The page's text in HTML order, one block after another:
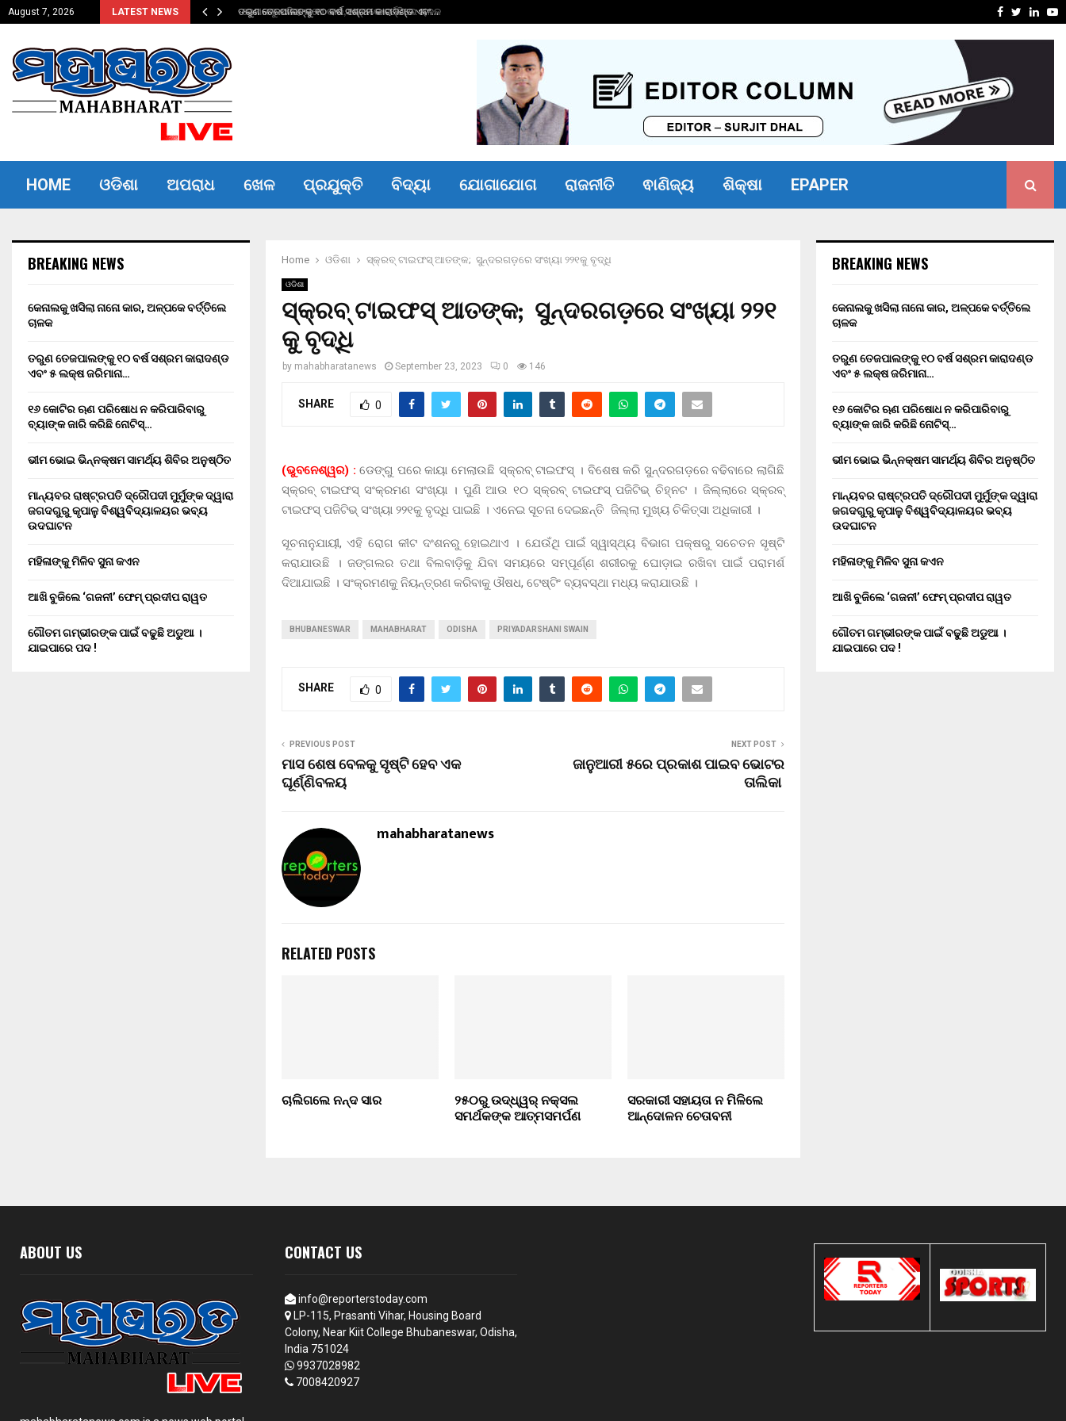
August 7, 2026 LATEST NEWS
ଚାଳକ ତରୁଣ ତେଜପାଲଙ୍କୁ ୧୦ ବର୍ଷ ସଶ୍ରମ କାରାଦଣ୍ଡ ଏବଂ… ଭୀମ
Facebook
Twitter
HOME ଓଡିଶା ଅପରାଧ ଖେଳ ପ୍ରଯୁକ୍ତି ବିଦ୍ୟା ଯୋଗାଯୋଗ ରାଜନୀତି ଵାଣିଜ୍ୟ ଶିକ୍ଷା EPAPER
Home ଓଡିଶା ସ୍କ୍ରବ୍ ଟାଇଫସ୍ ଆତଙ୍କ; ସୁନ୍ଦରଗଡ଼ରେ ସଂଖ୍ୟା ୨୨୧କୁ ବୃଦ୍ଧି
ଓଡିଶା
ସ୍କ୍ରବ୍ ଟାଇଫସ୍ ଆତଙ୍କ; ସୁନ୍ଦରଗଡ଼ରେ ସଂଖ୍ୟା ୨୨୧
କୁ ବୃଦ୍ଧି
by mahabharatanews September 23, 2023 0 146
SHARE 0
(ଭୁବନେଶ୍ୱର) : ଡେଙ୍ଗୁ ପରେ କାୟା ମେଲାଉଛି ସ୍କ୍ରବ୍ ଟାଇଫସ୍ । ବିଶେଷ କରି ସୁନ୍ଦରଗଡ଼ରେ ବଢିବାରେ ଲାଗିଛି
ସ୍କ୍ରବ୍ ଟାଇଫସ୍ ସଂକ୍ରମଣ ସଂଖ୍ୟା । ପୁଣି ଆଉ ୧୦ ସ୍କ୍ରବ୍ ଟାଇଫସ୍ ପଜିଟିଭ୍ ଚିହ୍ନଟ । ଜିଲ୍ଲାରେ ସ୍କ୍ରବ୍
ଟାଇଫସ୍ ପଜିଟିଭ୍ ସଂଖ୍ୟା ୨୨୧କୁ ବୃଦ୍ଧି ପାଇଛି । ଏନେଇ ସୂଚନା ଦେଇଛନ୍ତି ଜିଲ୍ଲା ମୁଖ୍ୟ ଚିକିତ୍ସା ଅଧିକାରୀ ।
ସୂଚନାନୁଯାୟୀ, ଏହି ରୋଗ କୀଟ ଦଂଶନରୁ ହୋଇଥାଏ । ଯେଉଁଥି ପାଇଁ ସ୍ୱାସ୍ଥ୍ୟ ବିଭାଗ ପକ୍ଷରୁ ସଚେତନ ସୃଷ୍ଟି
କରାଯାଉଛି । ଜଙ୍ଗଲର ତଥା ବିଲବାଡ଼ିକୁ ଯିବା ସମୟରେ ସମ୍ପୂର୍ଣ୍ଣ ଶରୀରକୁ ଘୋଡ଼ାଇ ରଖିବା ପାଇଁ ପରାମର୍ଶ
ଦିଆଯାଇଛି । ସଂକ୍ରମଣକୁ ନିୟନ୍ତ୍ରଣ କରିବାକୁ ଔଷଧ, ଟେଷ୍ଟିଂ ବ୍ୟବସ୍ଥା ମଧ୍ୟ କରାଯାଉଛି ।
BHUBANESWAR MAHABHARAT ODISHA PRIYADARSHANI SWAIN
SHARE 0
PREVIOUS POST
ମାସ ଶେଷ ବେଳକୁ ସୃଷ୍ଟି ହେବ ଏକ
ଘୂର୍ଣ୍ଣିବଳୟ
NEXT POST
ଜାନୁଆରୀ ୫ରେ ପ୍ରକାଶ ପାଇବ ଭୋଟର
ତାଲିକା
mahabharatanews
RELATED POSTS
ଚାଲିଗଲେ ନନ୍ଦ ସାର ୨୫୦ରୁ ଉଦ୍ଧ୍ୱର୍ ନକ୍ସଲ
ସମର୍ଥକଙ୍କ ଆତ୍ମସମର୍ପଣ
ସରକାରୀ ସହାୟତା ନ ମିଳିଲେ
ଆନ୍ଦୋଳନ ଚେତାବନୀ
BREAKING NEWS
କେନାଲକୁ ଖସିଲା ନାନୋ କାର, ଅଳ୍ପକେ ବର୍ତ୍ତିଲେ
ଚାଳକ
ତରୁଣ ତେଜପାଲଙ୍କୁ ୧୦ ବର୍ଷ ସଶ୍ରମ କାରାଦଣ୍ଡ
ଏବଂ ₹୫ ଲକ୍ଷ ଜରିମାନା…
୧୬ କୋଟିର ଋଣ ପରିଷୋଧ ନ କରିପାରିବାରୁ
ବ୍ୟାଙ୍କ ଜାରି କରିଛି ନୋଟିସ୍…
ଭୀମ ଭୋଇ ଭିନ୍ନକ୍ଷମ ସାମର୍ଥ୍ୟ ଶିବିର ଅନୁଷ୍ଠିତ
ମାନ୍ୟବର ରାଷ୍ଟ୍ରପତି ଦ୍ରୌପଦୀ ମୁର୍ମୁଙ୍କ ଦ୍ୱାରା
ଜଗଦଗୁରୁ କୃପାଳୁ ବିଶ୍ୱବିଦ୍ୟାଳୟର ଭବ୍ୟ
ଉଦଘାଟନ
ମହିଳାଙ୍କୁ ମିଳିବ ସୁନା କଏନ
ଆଖି ବୁଜିଲେ ‘ଗଜନୀ’ ଫେମ୍ ପ୍ରଦୀପ ରାୱତ
ଗୌତମ ଗମ୍ଭୀରଙ୍କ ପାଇଁ ବଢୁଛି ଅଡୁଆ ।
ଯାଇପାରେ ପଦ !
BREAKING NEWS
କେନାଲକୁ ଖସିଲା ନାନୋ କାର, ଅଳ୍ପକେ ବର୍ତ୍ତିଲେ
ଚାଳକ
ତରୁଣ ତେଜପାଲଙ୍କୁ ୧୦ ବର୍ଷ ସଶ୍ରମ କାରାଦଣ୍ଡ
ଏବଂ ₹୫ ଲକ୍ଷ ଜରିମାନା…
୧୬ କୋଟିର ଋଣ ପରିଷୋଧ ନ କରିପାରିବାରୁ
ବ୍ୟାଙ୍କ ଜାରି କରିଛି ନୋଟିସ୍…
ଭୀମ ଭୋଇ ଭିନ୍ନକ୍ଷମ ସାମର୍ଥ୍ୟ ଶିବିର ଅନୁଷ୍ଠିତ
ମାନ୍ୟବର ରାଷ୍ଟ୍ରପତି ଦ୍ରୌପଦୀ ମୁର୍ମୁଙ୍କ ଦ୍ୱାରା
ଜଗଦଗୁରୁ କୃପାଳୁ ବିଶ୍ୱବିଦ୍ୟାଳୟର ଭବ୍ୟ
ଉଦଘାଟନ
ମହିଳାଙ୍କୁ ମିଳିବ ସୁନା କଏନ
ଆଖି ବୁଜିଲେ ‘ଗଜନୀ’ ଫେମ୍ ପ୍ରଦୀପ ରାୱତ
ଗୌତମ ଗମ୍ଭୀରଙ୍କ ପାଇଁ ବଢୁଛି ଅଡୁଆ ।
ଯାଇପାରେ ପଦ !
ABOUT US CONTACT US
info@reporterstoday.com
LP-115, Prasanti Vihar, Housing Board
Colony, Near Kiit College Bhubaneswar, Odisha,
India 751024
9937028982
7008420927